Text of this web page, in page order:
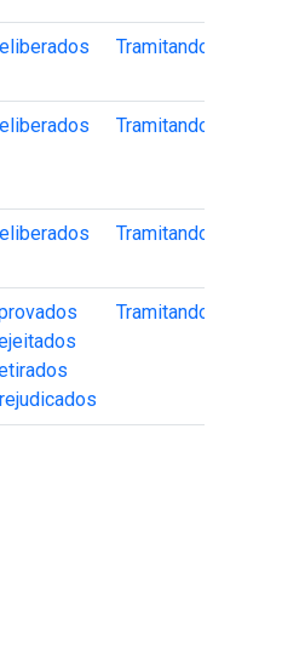
Tramitando
Tramitando
Tramitando
Tramitando